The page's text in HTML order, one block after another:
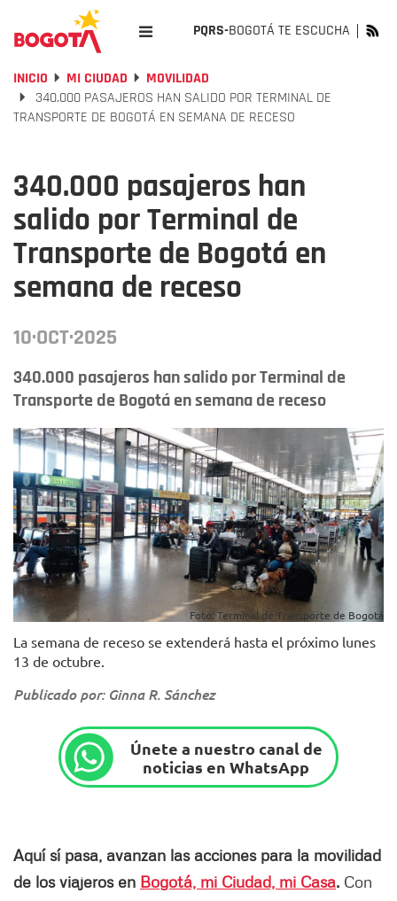
PQRS-BOGOTÁ TE ESCUCHA
INICIO MI CIUDAD
MOVILIDAD
340.000 PASAJEROS HAN SALIDO POR TERMINAL DE
TRANSPORTE DE BOGOTÁ EN SEMANA DE RECESO
340.000 pasajeros han
salido por Terminal de
Transporte de Bogotá en
semana de receso
10·OCT·2025
340.000 pasajeros han salido por Terminal de
Transporte de Bogotá en semana de receso
Foto: Terminal de Transporte de Bogotá
La semana de receso se extenderá hasta el próximo lunes
13 de octubre.
Publicado por: Ginna R. Sánchez
Únete a nuestro canal de
noticias en WhatsApp
Aquí sí pasa, avanzan las acciones para la movilidad
de los viajeros en Bogotá, mi Ciudad, mi Casa. Con